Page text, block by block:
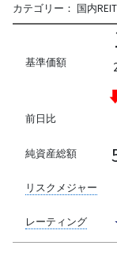
カテゴリー： 国内REIT
基準価額
前日比
純資産総額
リスクメジャー
レーティング